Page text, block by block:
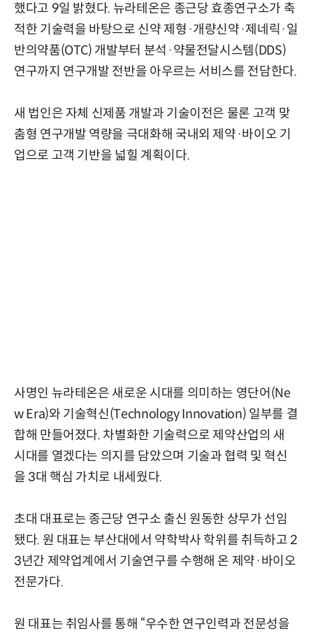
했다고 9일 밝혔다. 뉴라테온은 종근당 효종연구소가 축
적한 기술력을 바탕으로 신약 제 형·개량신약·제네릭·일
반의약품(OTC) 개발부터 분석 ·약물전달시스템(DDS)
연구까지 연구개발 전반을 아우르는 서비스를 전담한다.
새 법인은 자체 신제품 개발과 기술이전은 물론 고객 맞
춤형 연구개발 역량을 극대화해 국내외 제약·바이오 기
업으로 고객 기반을 넓힐 계획이다.
사명인 뉴라테온은 새로운 시대를 의미하는 영단어(Ne
w Era)와 기술혁신(Technology Innovation) 일부를 결
합해 만들어졌다. 차별화한 기술력으로 제약산업의 새
시대를 열겠다는 의지를 담았으며 기술과 협력 및 혁신
을 3대 핵심 가치로 내세웠다.
초대 대표로는 종근당 연구소 출신 원동한 상무가 선임
됐다. 원 대표는 부산대에서 약학박사 학위를 취득하고 2
3년간 제약업계에서 기술연구를 수행해 온 제약·바이오
전문가다.
원 대표는 취임사를 통해 “우수한 연구인력과 전문성을